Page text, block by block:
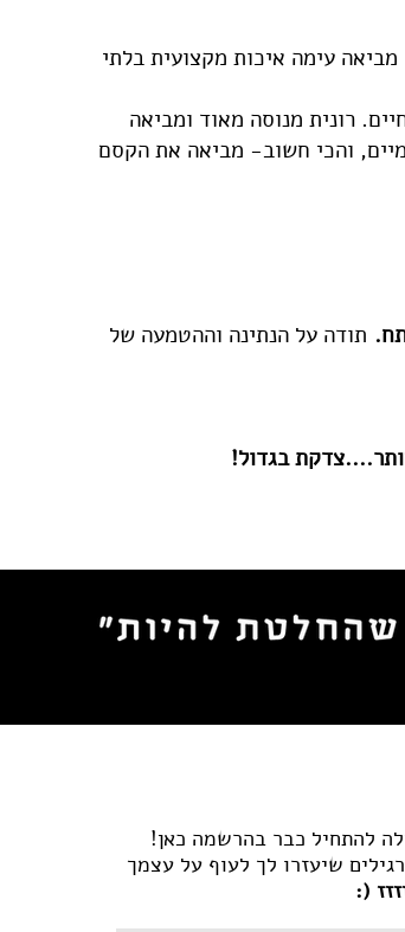
עימה איכות מקצועית בלתי
רונית מנוסה מאוד ומביאה
והכי חשוב- מביאה את הקסם
תודה על הנתינה וההטמעה של
בגדול!
להתחיל כבר בהרשמה כאן!
שיעזרו לך לעוף על עצמך